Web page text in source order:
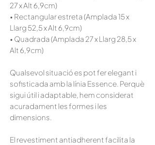
27 x Alt 6,9cm)
• Rectangular estreta (Amplada 15 x
Llarg 52,5 x Alt 6,9cm)
• Quadrada(Amplada 27 x Llarg 28,5 x
Alt 6,9cm)
Qualsevol situació es pot fer elegant i
sofisticada amb la línia Essence. Perquè
sigui útil i adaptable, hem considerat
acuradament les formes i les
dimensions.
El revestiment antiadherent facilita la